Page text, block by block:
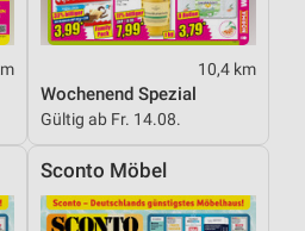
10,4 km
Wochenend Spezial
Gültig ab Fr. 14.08.
Sconto Möbel